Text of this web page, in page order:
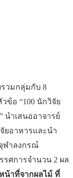
วมกลุ่มกับ 8
ข้อ “100 นักวิจัย
นำเสนออาจารย์
ยอาหารและนำ
ฬาลงกรณ์
ศการจำนวน 2 ผล
หน้าที่จากผลไม้ ที่